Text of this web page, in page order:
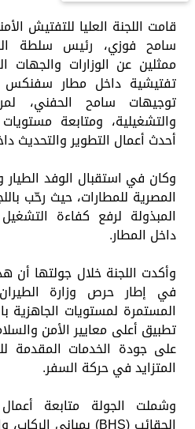
قامت اللجنة العليا للتفتيش
سامح فوزي، رئيس سلطة
ممثلين عن الوزارات والجهات
تفتيشية داخل مطار سفنكس
توجيهات سامح الحفني،
والتشغيلية، ومتابعة
أحدث أعمال التطوير والتحديث
وكان في استقبال الوفد الطيار
المصرية للمطارات، حيث رحّب
المبذولة لرفع كفاءة
داخل المطار.
وأكدت اللجنة خلال جولتها أن
في إطار حرص وزارة
المستمرة لمستويات الجاهزية
تطبيق أعلى معايير الأمن
على جودة الخدمات المقدمة
المتزايد في حركة السفر.
وشملت الجولة متابعة